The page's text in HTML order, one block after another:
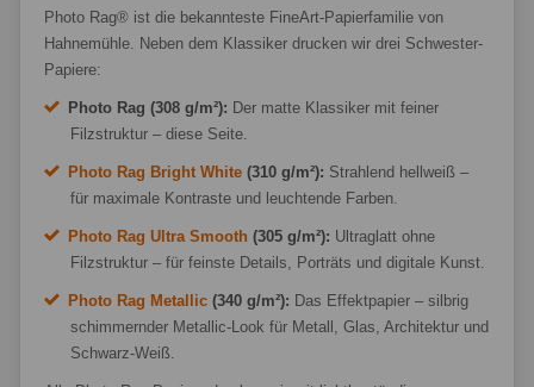
Photo Rag® ist die bekannteste FineArt-Papierfamilie von
Hahnemühle. Neben dem Klassiker drucken wir drei Schwester-
Papiere:
Photo Rag (308 g/m²): Der matte Klassiker mit feiner
Filzstruktur – diese Seite.
Photo Rag Bright White (310 g/m²): Strahlend hellweiß –
für maximale Kontraste und leuchtende Farben.
Photo Rag Ultra Smooth (305 g/m²): Ultraglatt ohne
Filzstruktur – für feinste Details, Porträts und digitale Kunst.
Photo Rag Metallic (340 g/m²): Das Effektpapier – silbrig
schimmernder Metallic-Look für Metall, Glas, Architektur und
Schwarz-Weiß.